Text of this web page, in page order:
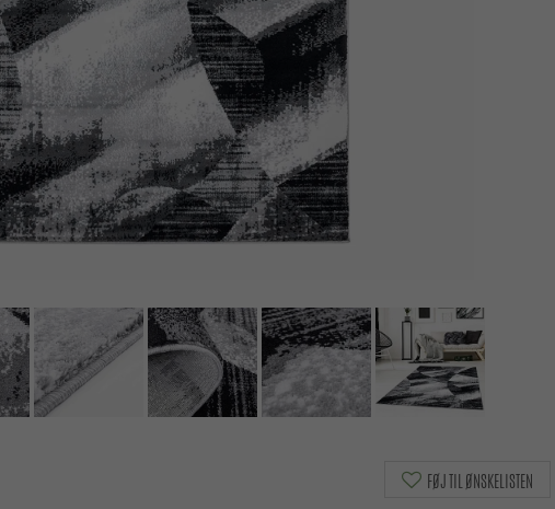
FØJ TIL ØNSKELISTEN